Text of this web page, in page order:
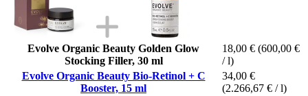
Evolve Organic Beauty Golden Glow
Stocking Filler, 30 ml
18,00 € (600,00 €
/ l)
Evolve Organic Beauty Bio-Retinol + C
Booster, 15 ml
34,00 €
(2.266,67 € / l)